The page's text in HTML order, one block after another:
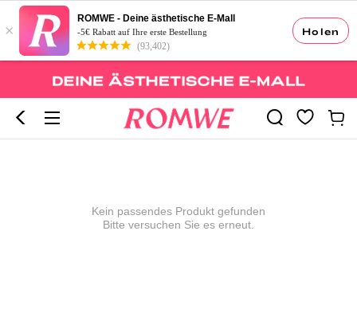
Holen
×
ROMWE - Deine ästhetische E-Mall
-5€ Rabatt auf Ihre erste Bestellung
(93,402)
Kein passendes Produkt gefunden
Bitte versuchen Sie es erneut.